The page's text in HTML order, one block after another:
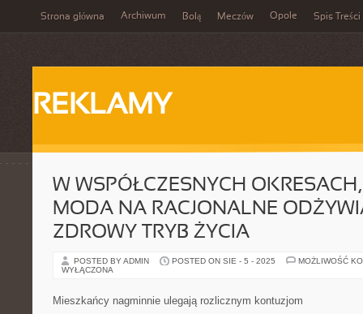
Strona główna Archiwum Bolą Meczów Opole Spis Treści
REKLAMY
W WSPÓŁCZESNYCH
MODA NA RACJONALNE
ZDROWY TRYB ŻYCIA
POSTED BY ADMIN POSTED ON SIE - 5 - 2025
MOŻLIWOŚĆ
WYŁĄCZONA
Mieszkańcy nagminnie ulegają rozlicznym kontuzjom